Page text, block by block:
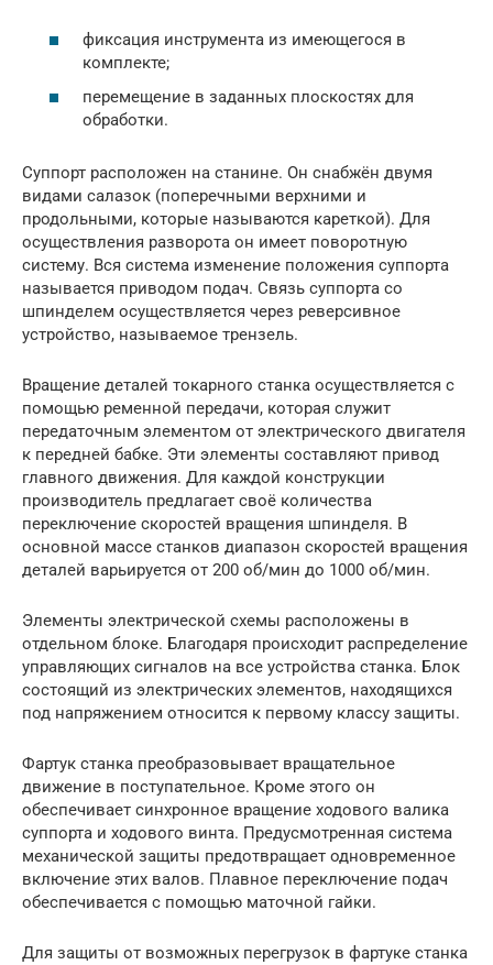
фиксация инструмента из имеющегося в
комплекте;
перемещение в заданных плоскостях для
обработки.
Суппорт расположен на станине. Он снабжён двумя
видами салазок (поперечными верхними и
продольными, которые называются кареткой). Для
осуществления разворота он имеет поворотную
систему. Вся система изменение положения суппорта
называется приводом подач. Связь суппорта со
шпинделем осуществляется через реверсивное
устройство, называемое трензель.
Вращение деталей токарного станка осуществляется с
помощью ременной передачи, которая служит
передаточным элементом от электрического двигателя
к передней бабке. Эти элементы составляют привод
главного движения. Для каждой конструкции
производитель предлагает своё количества
переключение скоростей вращения шпинделя. В
основной массе станков диапазон скоростей вращения
деталей варьируется от 200 об/мин до 1000 об/мин.
Элементы электрической схемы расположены в
отдельном блоке. Благодаря происходит распределение
управляющих сигналов на все устройства станка. Блок
состоящий из электрических элементов, находящихся
под напряжением относится к первому классу защиты.
Фартук станка преобразовывает вращательное
движение в поступательное. Кроме этого он
обеспечивает синхронное вращение ходового валика
суппорта и ходового винта. Предусмотренная система
механической защиты предотвращает одновременное
включение этих валов. Плавное переключение подач
обеспечивается с помощью маточной гайки.
Для защиты от возможных перегрузок в фартуке станка